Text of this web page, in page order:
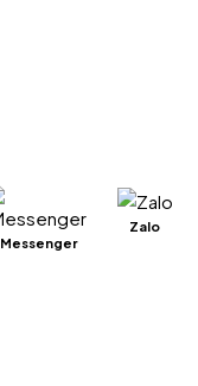
Messenger
Zalo